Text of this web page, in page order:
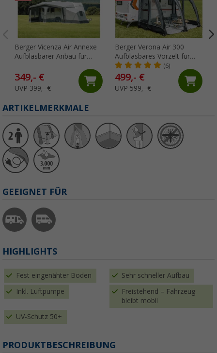
Berger Vicenza Air Annexe
Aufblasbarer Anbau für
349,- €
UVP 399,- €
Berger Verona Air 300
Aufblasbares Vorzelt für
Wohnwagen, Anbauhöhe
235 - 255 cm
(6)
499,- €
UVP 599,- €
ARTIKELMERKMALE
GEEIGNET FÜR
HIGHLIGHTS
Fest eingenähter Boden Sehr schneller Aufbau
Inkl. Luftpumpe
Freistehend – Fahrzeug
bleibt mobil
UV-Schutz 50+
PRODUKTBESCHREIBUNG